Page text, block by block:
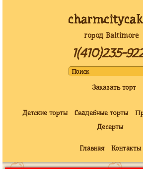
город Baltimore
1(410)235-
Заказать торт
Детские торты Свадебные торты
Десерты
Главная Контакты